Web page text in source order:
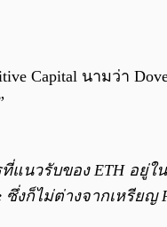
Capital นามว่า
แนวรับของ ETH อยู่
ก็ไม่ต่างจากเหรียญ